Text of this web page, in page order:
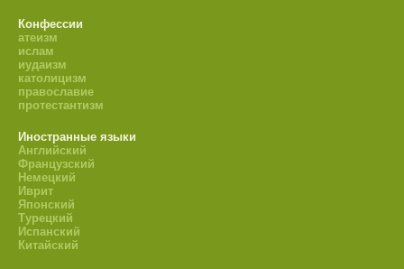
Конфессии
атеизм
ислам
иудаизм
католицизм
православие
протестантизм
Иностранные языки
Английский
Французский
Немецкий
Иврит
Японский
Турецкий
Испанский
Китайский